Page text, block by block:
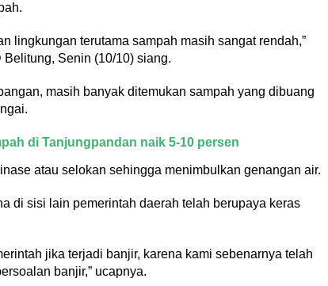
lingkungan terutama sampah masih sangat rendah,”
Senin (10/10) siang.
masih banyak ditemukan sampah yang dibuang
di Tanjungpandan naik 5-10 persen
atau selokan sehingga menimbulkan genangan air.
di sisi lain pemerintah daerah telah berupaya keras
jika terjadi banjir, karena kami sebenarnya telah
banjir,” ucapnya.